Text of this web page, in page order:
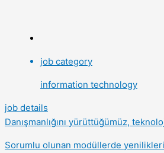
job category
information technology
job details
Danışmanlığını yürüttüğümüz,
Sorumlu olunan modüllerde